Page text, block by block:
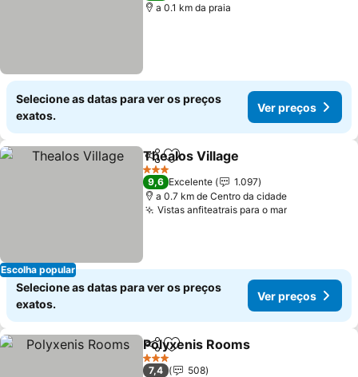
a 0.1 km da praia
Selecione as datas para ver os preços
exatos.
Ver preços
Escolha popular
PartilharAdicionar aos favoritos
Thealos Village
3 Estrelas
9,6 Excelente
1.097
a 0.7 km de Centro da cidade
Vistas anfiteatrais para o marVer preços
Selecione as datas para ver os preços
exatos.
Ver preços
PartilharAdicionar aos favoritos
Polyxenis Rooms
3 Estrelas
7,4
508